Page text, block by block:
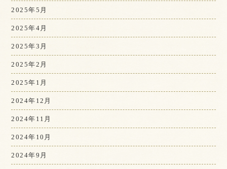
2025年5月
2025年4月
2025年3月
2025年2月
2025年1月
2024年12月
2024年11月
2024年10月
2024年9月